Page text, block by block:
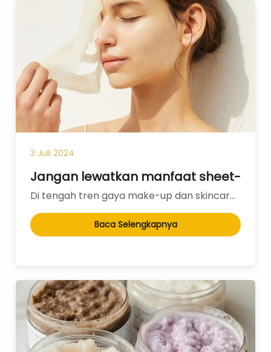
Layanan Sertifikat
Pergudangan &
Logistik
3 Juli 2024
Jangan lewatkan manfaat sheet-
Di tengah tren gaya make-up dan skincare Korea, penggunaan masker yang praktis dalam bentuk sheet-ma...
Baca Selengkapnya